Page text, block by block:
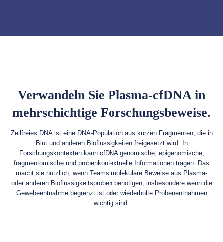
Verwandeln Sie Plasma-cfDNA in
mehrschichtige Forschungsbeweise.
Zellfreies DNA ist eine DNA-Population aus kurzen Fragmenten, die in
Blut und anderen Bioflüssigkeiten freigesetzt wird. In
Forschungskontexten kann cfDNA genomische, epigenomische,
fragmentomische und probenkontextuelle Informationen tragen. Das
macht sie nützlich, wenn Teams molekulare Beweise aus Plasma-
oder anderen Bioflüssigkeitsproben benötigen, insbesondere wenn die
Gewebeentnahme begrenzt ist oder wiederholte Probenentnahmen
wichtig sind.